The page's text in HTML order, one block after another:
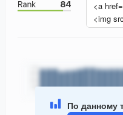
По данному